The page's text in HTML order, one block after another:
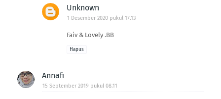
Unknown
1 Desember 2020 pukul 17.13
Faiv & Lovely .BB
Hapus
Annafi
15 September 2019 pukul 08.11